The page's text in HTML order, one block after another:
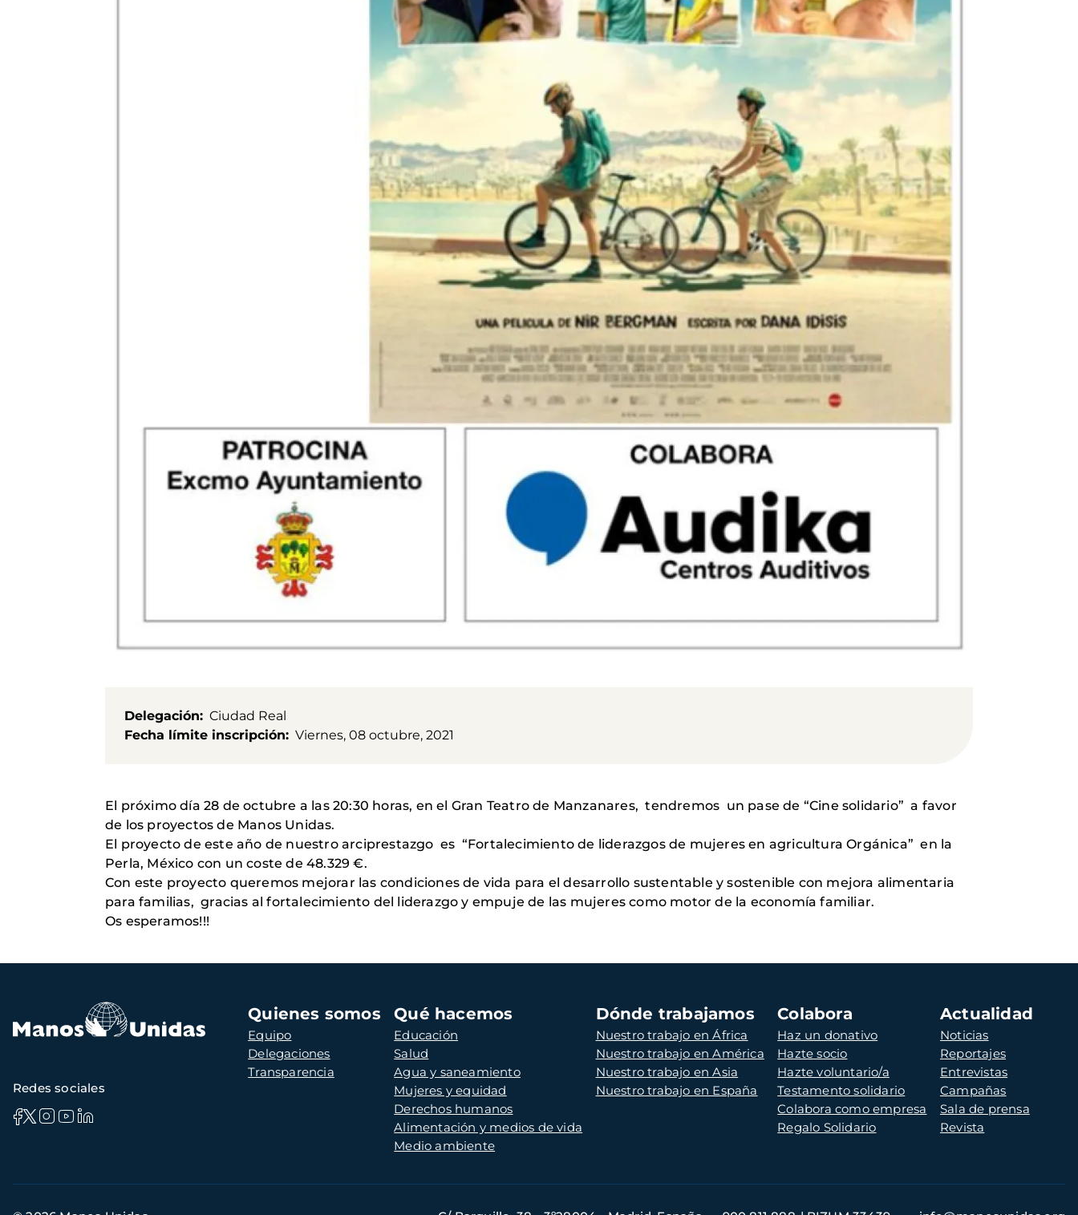
Delegación
Ciudad Real
Fecha límite inscripción
Viernes, 08 octubre, 2021
El próximo día 28 de octubre a las 20:30 horas, en el Gran Teatro de Manzanares, tendremos un pase de “Cine solidario” a favor
de los proyectos de Manos Unidas.
El proyecto de este año de nuestro arciprestazgo es “Fortalecimiento de liderazgos de mujeres en agricultura Orgánica” en la
Perla, México con un coste de 48.329 €.
Con este proyecto queremos mejorar las condiciones de vida para el desarrollo sustentable y sostenible con mejora alimentaria
para familias, gracias al fortalecimiento del liderazgo y empuje de las mujeres como motor de la economía familiar.
Os esperamos!!!
Navegación
principal
Quienes somos
Equipo
Delegaciones
Transparencia
Qué hacemos
Educación
Salud
Agua y saneamiento
Mujeres y equidad
Derechos humanos
Alimentación y medios de vida
Medio ambiente
Dónde trabajamos
Nuestro trabajo en África
Nuestro trabajo en América
Nuestro trabajo en Asia
Nuestro trabajo en España
Colabora
Haz un donativo
Hazte socio
Hazte voluntario/a
Testamento solidario
Colabora como empresa
Regalo Solidario
Actualidad
Noticias
Reportajes
Entrevistas
Campañas
Sala de prensa
Revista
Redes sociales